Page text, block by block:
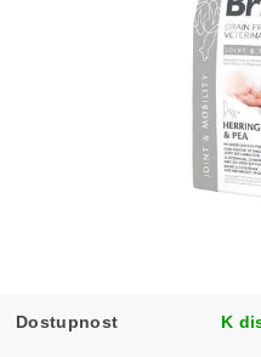
Dostupnost K